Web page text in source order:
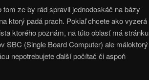
tom ze by rád spravil jednodoskáč na bázy
ktorý padá prach. Pokiaľ chcete ako vyzerá
ktorého poznám, na túto oblasť má stránku
SBC (Single Board Computer) ale máloktorý
nepotrebujete ďalší počítač či aspoň